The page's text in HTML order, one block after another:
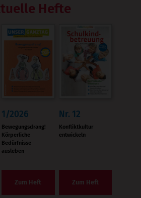
Hefte
1/2026
:
Bewegungsdrang!
Körperliche
Bedürfnisse
ausleben
Zum Heft
Nr. 12
:
Konfliktkultur
entwickeln
Zum Heft